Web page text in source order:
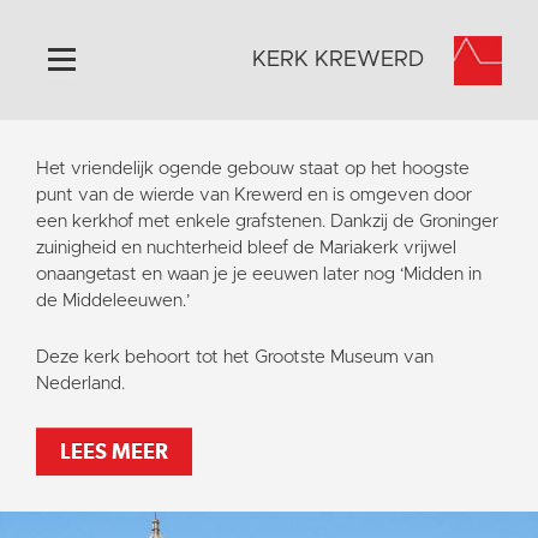
Home
Algemeen
Historie
Omgeving
Het Grootste Museum
Activiteiten
Steun ons
Contact
Vaktaal
KERK KREWERD
Het vriendelijk ogende gebouw staat op het hoogste
punt van de wierde van Krewerd en is omgeven door
een kerkhof met enkele grafstenen. Dankzij de Groninger
zuinigheid en nuchterheid bleef de Mariakerk vrijwel
onaangetast en waan je je eeuwen later nog ‘Midden in
de Middeleeuwen.’
Deze kerk behoort tot het Grootste Museum van
Nederland.
LEES MEER